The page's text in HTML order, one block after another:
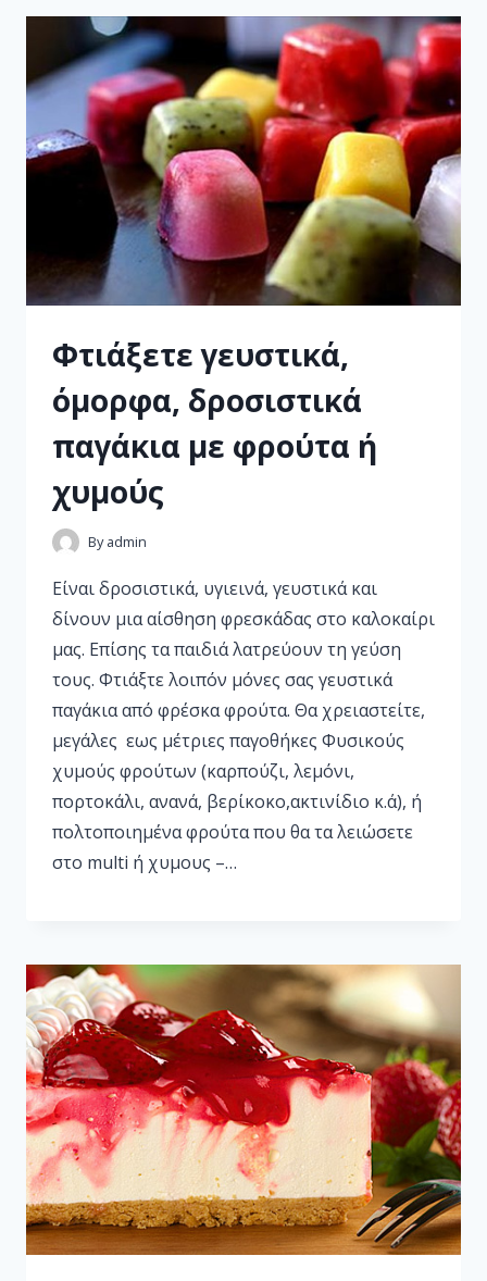
Φτιάξετε γευστικά,
όμορφα, δροσιστικά
παγάκια με φρούτα ή
χυμούς
By admin
Είναι δροσιστικά, υγιεινά, γευστικά και
δίνουν μια αίσθηση φρεσκάδας στο καλοκαίρι
μας. Επίσης τα παιδιά λατρεύουν τη γεύση
τους. Φτιάξτε λοιπόν μόνες σας γευστικά
παγάκια από φρέσκα φρούτα. Θα χρειαστείτε,
μεγάλες εως μέτριες παγοθήκες Φυσικούς
χυμούς φρούτων (καρπούζι, λεμόνι,
πορτοκάλι, ανανά, βερίκοκο,ακτινίδιο κ.ά), ή
πολτοποιημένα φρούτα που θα τα λειώσετε
στο multi ή χυμους –…